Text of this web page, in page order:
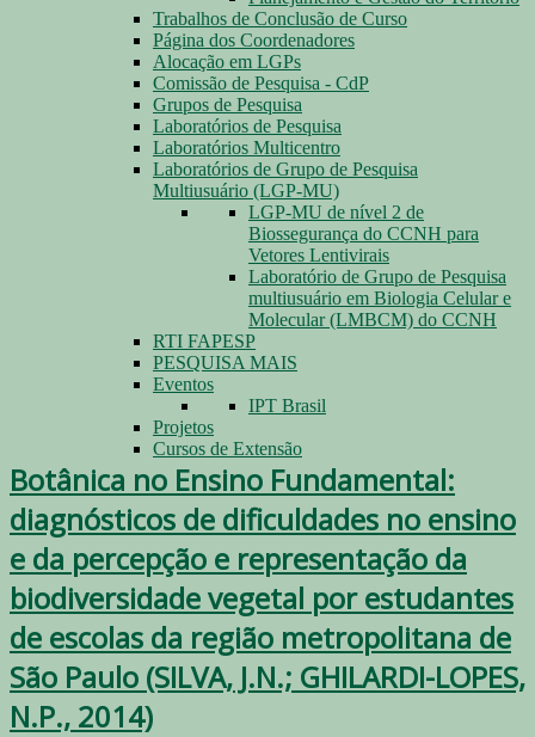
Trabalhos de Conclusão de Curso
Página dos Coordenadores
Alocação em LGPs
Comissão de Pesquisa - CdP
Grupos de Pesquisa
Laboratórios de Pesquisa
Laboratórios Multicentro
Laboratórios de Grupo de Pesquisa
Multiusuário (LGP-MU)
LGP-MU de nível 2 de
Biossegurança do CCNH para
Vetores Lentivirais
Laboratório de Grupo de Pesquisa
multiusuário em Biologia Celular e
Molecular (LMBCM) do CCNH
RTI FAPESP
PESQUISA MAIS
Eventos
IPT Brasil
Projetos
Cursos de Extensão
Botânica no Ensino Fundamental:
diagnósticos de dificuldades no ensino
e da percepção e representação da
biodiversidade vegetal por estudantes
de escolas da região metropolitana de
São Paulo (SILVA, J.N.; GHILARDI-LOPES,
N.P., 2014)